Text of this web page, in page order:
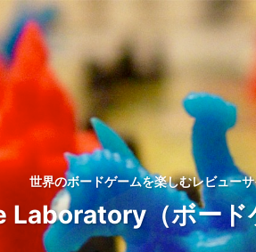
世界のボードゲームを楽しむレビューサ
Laboratory（ボード